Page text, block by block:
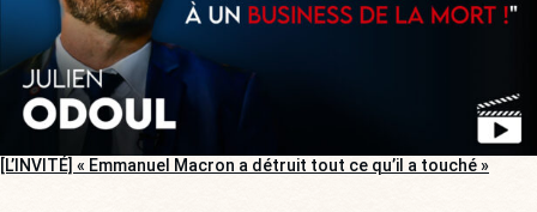
[L’INVITÉ] « Emmanuel Macron a détruit tout ce qu’il a touché »